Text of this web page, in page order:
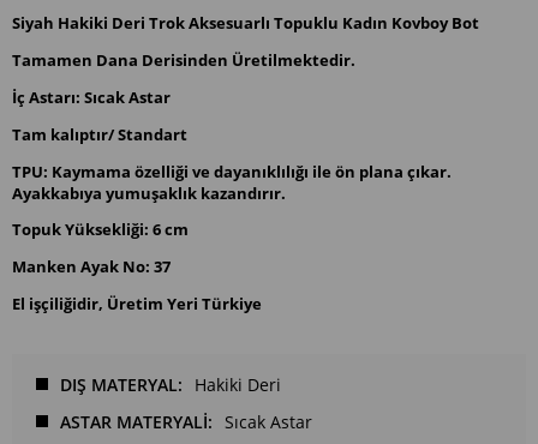
Siyah Hakiki Deri Trok Aksesuarlı Topuklu Kadın Kovboy Bot
Tamamen Dana Derisinden Üretilmektedir.
İç Astarı: Sıcak Astar
Tam kalıptır/ Standart
TPU: Kaymama özelliği ve dayanıklılığı ile ön plana çıkar.
Ayakkabıya yumuşaklık kazandırır.
Topuk Yüksekliği: 6 cm
Manken Ayak No: 37
El işçiliğidir, Üretim Yeri Türkiye
DIŞ MATERYAL
Hakiki Deri
ASTAR MATERYALİ
Sıcak Astar